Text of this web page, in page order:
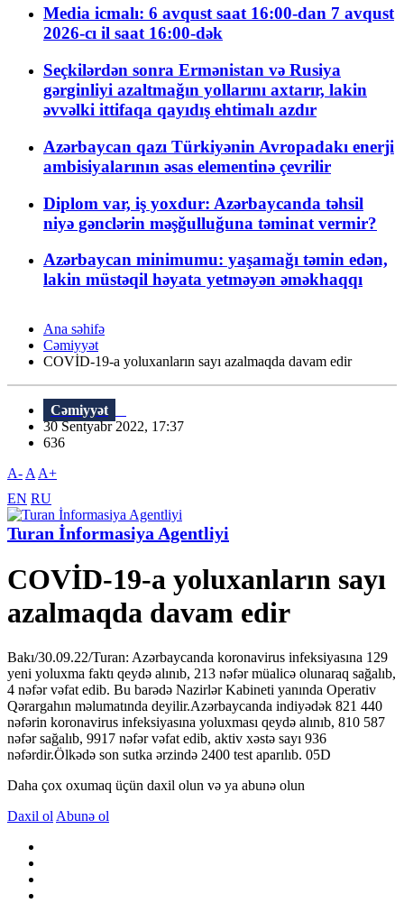
Media icmalı: 6 avqust saat 16:00-dan 7 avqust
2026-cı il saat 16:00-dək
Seçkilərdən sonra Ermənistan və Rusiya
gərginliyi azaltmağın yollarını axtarır, lakin
əvvəlki ittifaqa qayıdış ehtimalı azdır
Azərbaycan qazı Türkiyənin Avropadakı enerji
ambisiyalarının əsas elementinə çevrilir
Diplom var, iş yoxdur: Azərbaycanda təhsil
niyə gənclərin məşğulluğuna təminat vermir?
Azərbaycan minimumu: yaşamağı təmin edən,
lakin müstəqil həyata yetməyən əməkhaqqı
Ana səhifə
Cəmiyyət
COVİD-19-a yoluxanların sayı azalmaqda davam edir
Cəmiyyət
30 Sentyabr 2022, 17:37
636
A- A A+
EN RU
Turan İnformasiya Agentliyi
COVİD-19-a yoluxanların sayı
azalmaqda davam edir
Bakı/30.09.22/Turan: Azərbaycanda koronavirus infeksiyasına 129
yeni yoluxma faktı qeydə alınıb, 213 nəfər müalicə olunaraq sağalıb,
4 nəfər vəfat edib. Bu barədə Nazirlər Kabineti yanında Operativ
Qərargahın məlumatında deyilir.Azərbaycanda indiyədək 821 440
nəfərin koronavirus infeksiyasına yoluxması qeydə alınıb, 810 587
nəfər sağalıb, 9917 nəfər vəfat edib, aktiv xəstə sayı 936
nəfərdir.Ölkədə son sutka ərzində 2400 test aparılıb. 05D
Daha çox oxumaq üçün daxil olun və ya abunə olun
Daxil ol Abunə ol